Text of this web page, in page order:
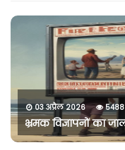
03 अप्रैल 2026 5488
भ्रमक विज्ञापनों का